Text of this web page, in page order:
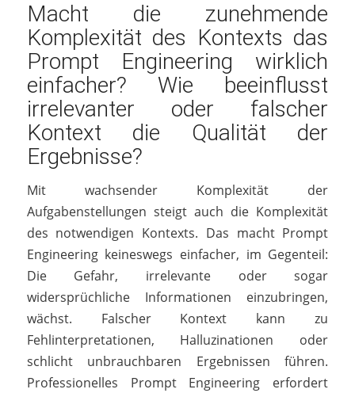
Macht die zunehmende
Komplexität des Kontexts das
Prompt Engineering wirklich
einfacher? Wie beeinflusst
irrelevanter oder falscher
Kontext die Qualität der
Ergebnisse?
Mit wachsender Komplexität der
Aufgabenstellungen steigt auch die Komplexität
des notwendigen Kontexts. Das macht Prompt
Engineering keineswegs einfacher, im Gegenteil:
Die Gefahr, irrelevante oder sogar
widersprüchliche Informationen einzubringen,
wächst. Falscher Kontext kann zu
Fehlinterpretationen, Halluzinationen oder
schlicht unbrauchbaren Ergebnissen führen.
Professionelles Prompt Engineering erfordert